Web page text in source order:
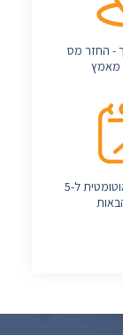
- החזר מס
מאמץ
בדיקת זכאות אוטומטית ל-5